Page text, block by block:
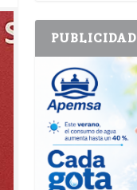
PUBLICIDAD